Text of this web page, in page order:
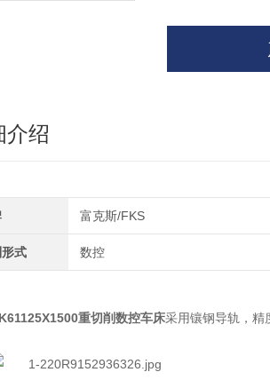
介绍
富克斯/FKS
式 数控
重切削数控车床采用镶钢导轨，精